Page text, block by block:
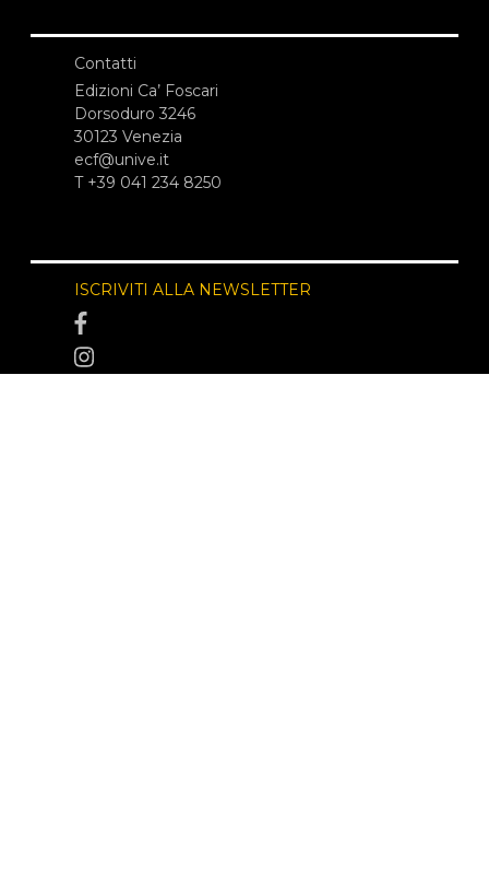
Contatti
Edizioni Ca’ Foscari
Dorsoduro 3246
30123 Venezia
ecf@unive.it
T +39 041 234 8250
ISCRIVITI ALLA NEWSLETTER